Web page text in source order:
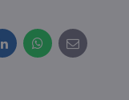
LinkedInWhatsApp
E-
mail